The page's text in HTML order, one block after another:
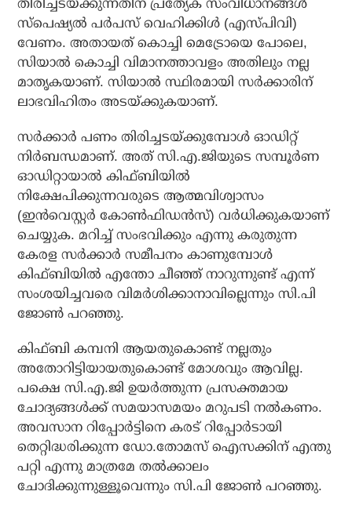
തിരിച്ചടയ്ക്കുന്നതിന് പ്രത്യേക സംവിധാനങ്ങള്‍
സ്‌പെഷ്യല്‍ പര്‍പസ് വെഹിക്കിള്‍ (എസ്പിവി)
വേണം. അതായത് കൊച്ചി മെട്രോയെ പോലെ,
സിയാല്‍ കൊച്ചി വിമാനത്താവളം അതിലും നല്ല
മാതൃകയാണ്. സിയാല്‍ സ്ഥിരമായി സര്‍ക്കാരിന്
ലാഭവിഹിതം അടയ്ക്കുകയാണ്.
സര്‍ക്കാര്‍ പണം തിരിച്ചടയ്ക്കുമ്പോള്‍ ഓഡിറ്റ്
നിര്‍ബന്ധമാണ്. അത് സി.എ.ജിയുടെ സമ്പൂര്‍ണ
ഓഡിറ്റായാല്‍ കിഫ്ബിയില്‍
നിക്ഷേപിക്കുന്നവരുടെ ആത്മവിശ്വാസം
(ഇന്‍വെസ്റ്റര്‍ കോണ്‍ഫിഡന്‍സ്) വര്‍ധിക്കുകയാണ്
ചെയ്യുക. മറിച്ച് സംഭവിക്കും എന്നു കരുതുന്ന
കേരള സര്‍ക്കാര്‍ സമീപനം കാണുമ്പോള്‍
കിഫ്ബിയില്‍ എന്തോ ചീഞ്ഞ് നാറുന്നുണ്ട് എന്ന്
‌സംശയിച്ചവരെ വിമര്‍ശിക്കാനാവില്ലെന്നും സി.പി
ജോണ്‍ പറഞ്ഞു.
കിഫ്ബി കമ്പനി ആയതുകൊണ്ട് നല്ലതും
അതോറിട്ടിയായതുകൊണ്ട് മോശവും ആവില്ല.
പക്ഷെ സി.എ.ജി ഉയര്‍ത്തുന്ന പ്രസക്തമായ
ചോദ്യങ്ങള്‍ക്ക് സമയാസമയം മറുപടി നല്‍കണം.
അവസാന റിപ്പോര്‍ട്ടിനെ കരട് റിപ്പോര്‍ടായി
തെറ്റിദ്ധരിക്കുന്ന ഡോ.തോമസ് ഐസക്കിന് എന്തു
പറ്റി എന്നു മാത്രമേ തല്‍ക്കാലം
ചോദിക്കുന്നുള്ളൂവെന്നും സി.പി ജോണ്‍ പറഞ്ഞു.